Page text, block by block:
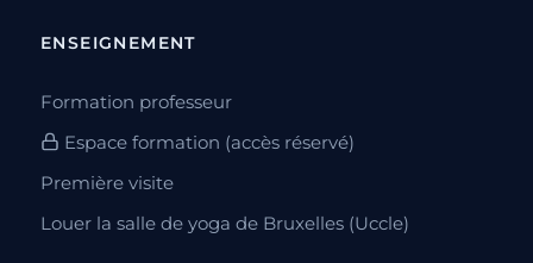
ENSEIGNEMENT
Formation professeur
Espace formation (accès réservé)
Première visite
Louer la salle de yoga de Bruxelles (Uccle)